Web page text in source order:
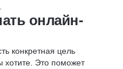
онлайн-
конкретная цель
хотите. Это поможет